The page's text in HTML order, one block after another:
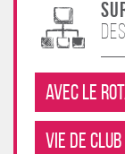
Avec le
Vie de club